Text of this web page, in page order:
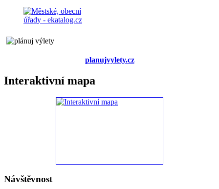
planujvylety.cz
Interaktivní mapa
Návštěvnost